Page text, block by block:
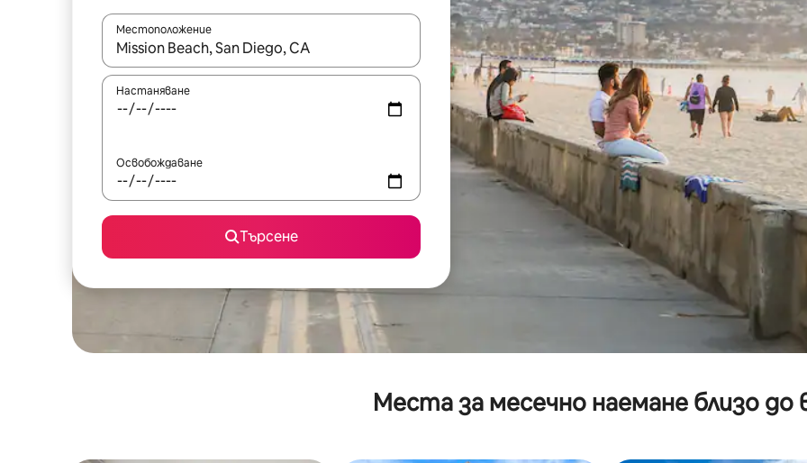
Местоположение
Когато резултатите се покажат, използвайте клавишите със стрелки нагоре и надолу или навигирайте с
Настаняване
Освобождаване
Търсене
Места за месечно наемане близо до